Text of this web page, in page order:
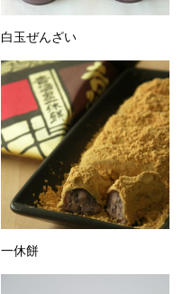
白玉ぜんざい
一休餅